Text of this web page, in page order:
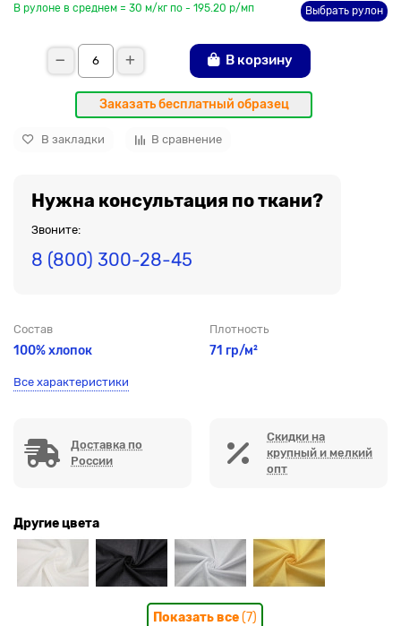
В рулоне в среднем = 30 м/кг по - 195.20 р/мп
Выбрать рулон
В корзину
Заказать бесплатный образец
В закладки В сравнение
Нужна консультация по ткани?
Звоните:
8 (800) 300-28-45
Состав
100% хлопок
Плотность
71 гр/м²
Все характеристики
Доставка по
России
Скидки на
крупный и мелкий
опт
Другие цвета
Показать все(7)